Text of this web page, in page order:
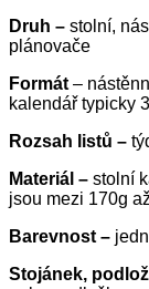
Druh – stolní,
plánovače
Formát –
kalendář typicky
Rozsah listů –
Materiál – stolní
jsou mezi 170g
Barevnost –
Stojánek,